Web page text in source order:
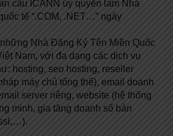
cầu ICANN ủy quyền làm Nhà
tế “.COM, .NET…” ngày
Nhà Đăng Ký Tên Miền Quốc
Nam, với đa dạng các dịch vụ
hosting, seo hosting, reseller
máy chủ tổng thể), email doanh
server riêng, website (hệ thống
minh, gia tăng doanh số bán